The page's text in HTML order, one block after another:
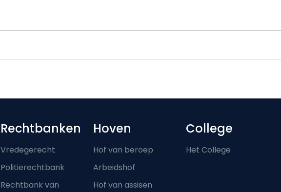
Footer-menu
Rechtbanken
Vredegerecht
Politierechtbank
Rechtbank van
Hoven
Hof van beroep
Arbeidshof
Hof van assisen
College
Het College